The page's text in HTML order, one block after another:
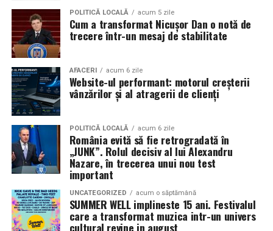
POLITICĂ LOCALĂ acum 5 zile
Cum a transformat Nicușor Dan o notă de
trecere într-un mesaj de stabilitate
AFACERI acum 6 zile
Website-ul performant: motorul creșterii
vânzărilor și al atragerii de clienți
POLITICĂ LOCALĂ acum 6 zile
România evită să fie retrogradată în
„JUNK”. Rolul decisiv al lui Alexandru
Nazare, în trecerea unui nou test
important
UNCATEGORIZED acum o săptămână
SUMMER WELL implineste 15 ani. Festivalul
care a transformat muzica intr-un univers
cultural revine in august